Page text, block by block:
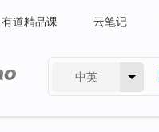
有道精品课 云笔记
中英